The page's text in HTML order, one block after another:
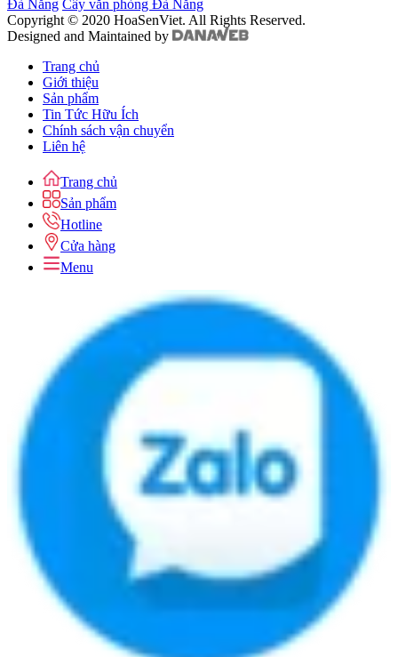
Đà Nẵng Cây văn phòng Đà Nẵng
Copyright © 2020 HoaSenViet. All Rights Reserved.
Designed and Maintained by
Trang chủ
Giới thiệu
Sản phẩm
Tin Tức Hữu Ích
Chính sách vận chuyển
Liên hệ
Trang chủ
Sản phẩm
Hotline
Cửa hàng
Menu